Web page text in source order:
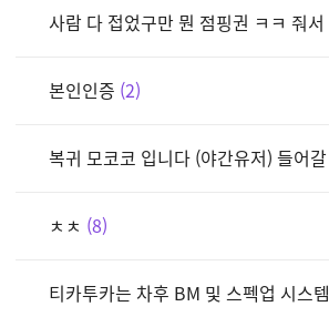
사람 다 접었구만 뭔 점핑권 ㅋㅋ 줘
본인인증 2
복귀 모코코 입니다 (야간유저) 들어
ㅊㅊ 8
티카투카는 차후 BM 및 스펙업 시스